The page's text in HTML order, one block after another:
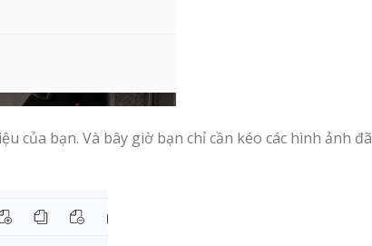
của bạn. Và bây giờ bạn chỉ cần kéo các hình ảnh đã